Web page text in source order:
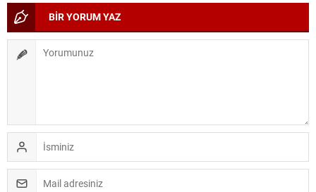
BİR YORUM YAZ